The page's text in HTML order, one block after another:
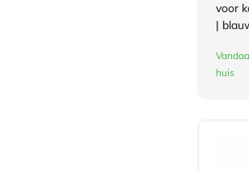
voor
|
huis